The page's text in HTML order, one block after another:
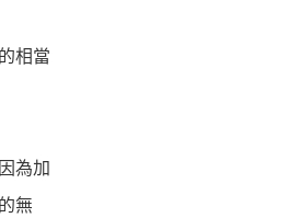
相當
為加
無